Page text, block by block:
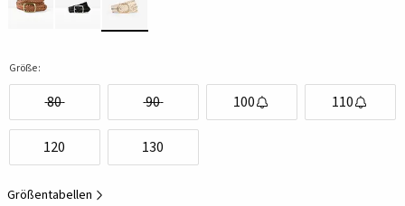
Größe:
80 90 100 110
120 130
Größentabellen